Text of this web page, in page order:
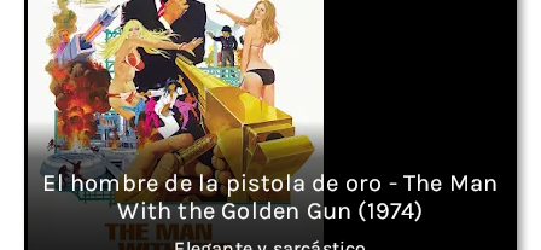
El hombre de la pistola de oro - The Man
With the Golden Gun (1974)